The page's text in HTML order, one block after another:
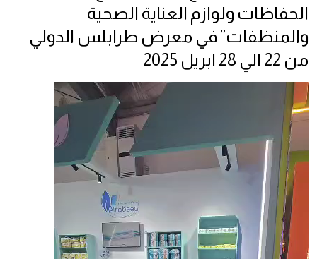
الحفاظات ولوازم العناية الصحية
والمنظفات” في معرض طرابلس الدولي
من 22 الي 28 ابريل 2025
مشغل
الفيديو